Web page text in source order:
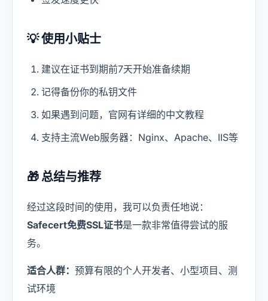
💡 使用小贴士
建议在证书到期前7天开始准备续期
记得备份你的私钥文件
如果遇到问题，官网有详细的中文教程
支持主流Web服务器：Nginx、Apache、IIS等
🎁 总结与推荐
经过这段时间的使用，我可以负责任地说：
Safecert免费SSL证书是一款非常值得尝试的服
务。
适合人群： 预算有限的个人开发者、小型项目、测
试环境